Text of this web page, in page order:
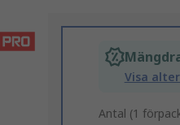
Visa
Antal (1